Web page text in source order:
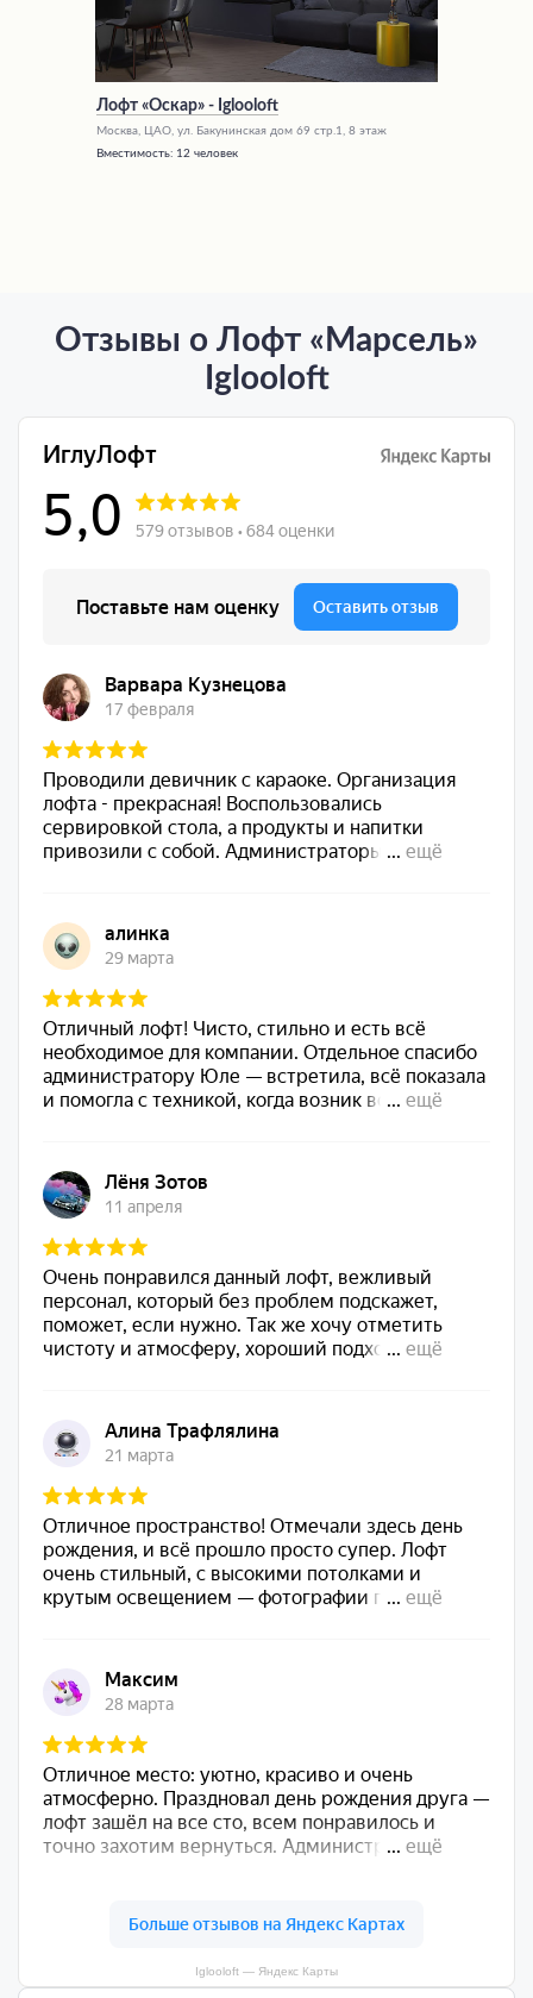
Лофт «Оскар» - Iglooloft
Москва, ЦАО, ул. Бакунинская дом 69 стр.1, 8 этаж
Вместимость: 12 человек
Отзывы о Лофт «Марсель»
Iglooloft
Iglooloft — Яндекс Карты